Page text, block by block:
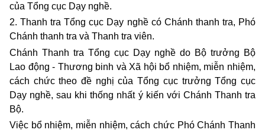
của Tổng cục Dạy nghề.
2. Thanh tra Tổng cục Dạy nghề có Chánh thanh tra, Phó
Chánh thanh tra và Thanh tra viên.
Chánh Thanh tra Tổng cục Dạy nghề do Bộ trưởng Bộ
Lao động - Thương binh và Xã hội bổ nhiệm, miễn nhiệm,
cách chức theo đề nghị của Tổng cục trưởng Tổng cục
Dạy nghề, sau khi thống nhất ý kiến với Chánh Thanh tra
Bộ.
Việc bổ nhiệm, miễn nhiệm, cách chức Phó Chánh Thanh